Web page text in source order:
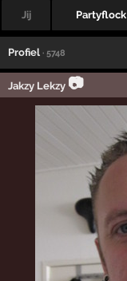
Jij Partyflock
Profiel · 5748
Jakzy Lekzy 📷